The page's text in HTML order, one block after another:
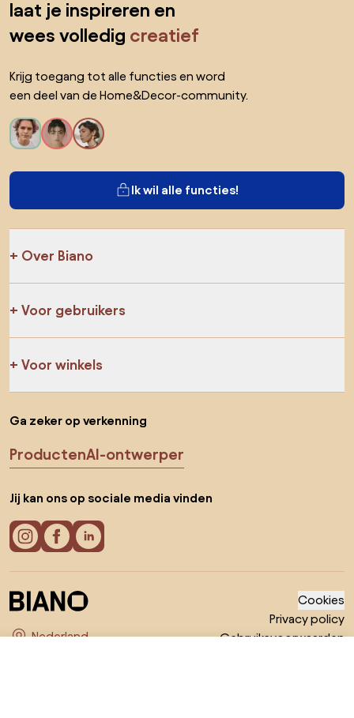
laat je inspireren en
wees volledig creatief
Krijg toegang tot alle functies en word
een deel van de Home&Decor-community.
Ik wil alle functies!
Over Biano
Voor gebruikers
Voor winkels
Ga zeker op verkenning
ProductenAI-ontwerper
Jij kan ons op sociale media vinden
Cookies
Privacy policy
Gebruiksvoorwaarden